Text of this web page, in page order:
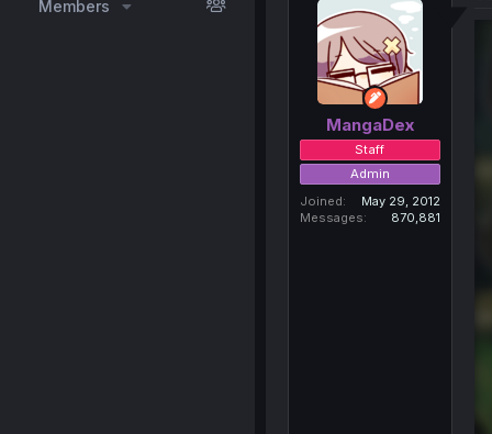
Members
MangaDex
Staff
Admin
Joined
May 29, 2012
Messages
870,881